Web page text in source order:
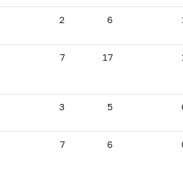
2 6
7 17
3 5
7 6